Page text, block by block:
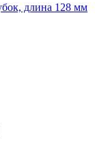
длина 128 мм